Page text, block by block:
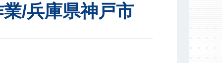
/兵庫県神戸市